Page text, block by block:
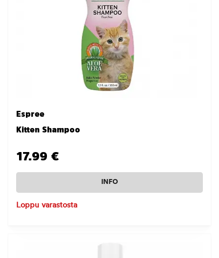
Espree
Kitten Shampoo
17.99 €
INFO
Loppu varastosta